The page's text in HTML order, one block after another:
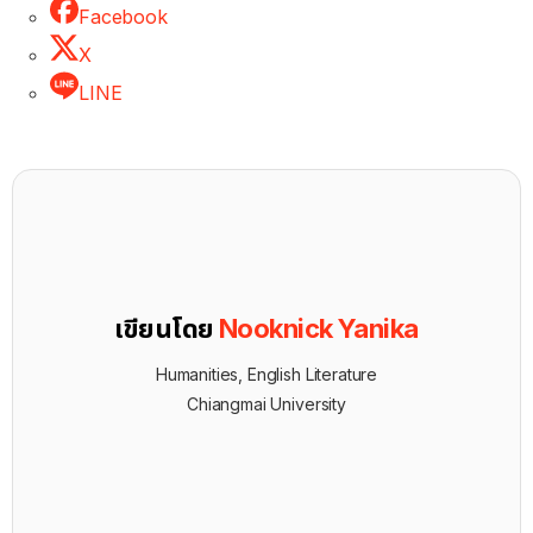
Facebook
X
LINE
เขียนโดย Nooknick Yanika
Humanities, English Literature
Chiangmai University